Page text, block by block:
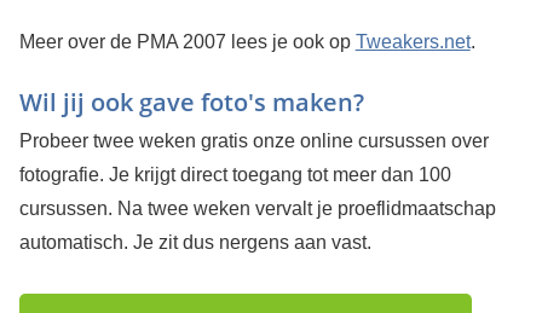
Meer over de PMA 2007 lees je ook op Tweakers.net.
Wil jij ook gave foto's maken?
Probeer twee weken gratis onze online cursussen over
fotografie. Je krijgt direct toegang tot meer dan 100
cursussen. Na twee weken vervalt je proeflidmaatschap
automatisch. Je zit dus nergens aan vast.